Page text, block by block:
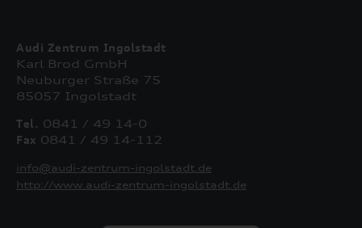
Audi Zentrum Ingolstadt
Karl Brod GmbH
Neuburger Straße 75
85057 Ingolstadt
Tel. 0841 / 49 14-0
Fax 0841 / 49 14-112
info@audi-zentrum-ingolstadt.de
http://www.audi-zentrum-ingolstadt.de